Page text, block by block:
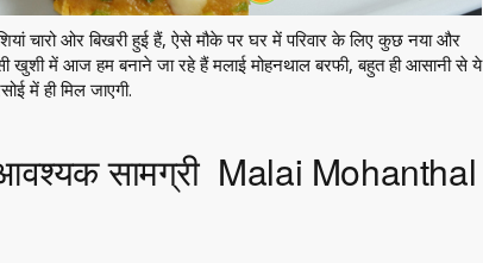
चारो ओर बिखरी हुई हैं, ऐसे मौके पर घर में परिवार के लिए कुछ नया और
खुशी में आज हम बनाने जा रहे हैं मलाई मोहनथाल बरफी, बहुत ही आसानी से ये
में ही मिल जाएगी.
सामग्री Malai Mohanthal